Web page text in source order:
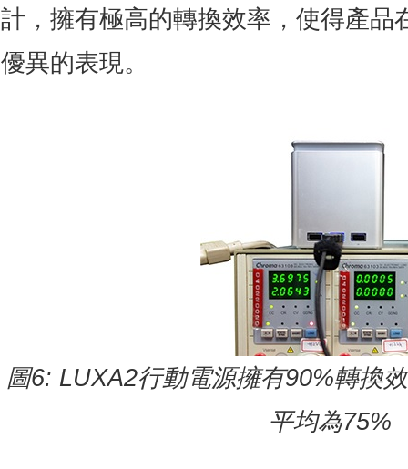
計，擁有極高的轉換效率，使得產品
優異的表現。
圖6: LUXA2行動電源擁有90%轉換
平均為75%